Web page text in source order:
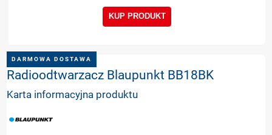
KUP PRODUKT
Radioodtwarzacz Blaupunkt BB18BK
Karta informacyjna produktu
DARMOWA DOSTAWA